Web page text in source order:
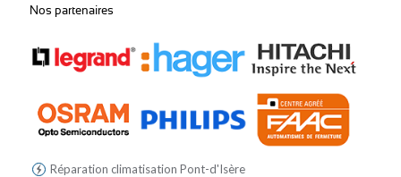
Nos partenaires
Réparation climatisation Pont-d'Isère